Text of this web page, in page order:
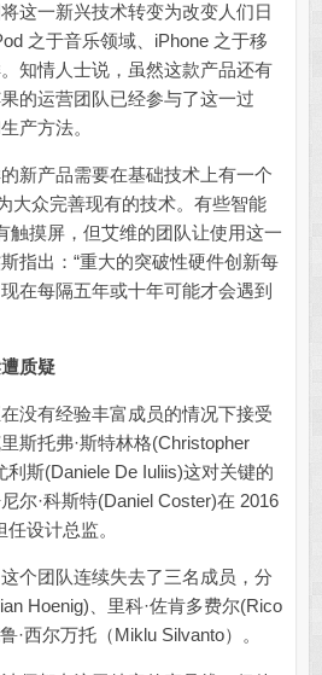
这一新兴技术转变为改变人们日
之于音乐领域、iPhone 之于移
知情人士说，虽然这款产品还有
的运营团队已经参与了这一过
产方法。
产品需要在基础技术上有一个
大众完善现有的技术。有些智能
触摸屏，但艾维的团队让使用这一
指出：“重大的突破性硬件创新每
在每隔五年或十年可能才会遇到
质疑
有经验丰富成员的情况下接受
斯托弗·斯特林格(Christopher
利斯(Daniele De Iuliis)这对关键的
尔·科斯特(Daniel Coster)在 2016
设计总监。
团队连续失去了三名成员，分
Hoenig)、里科·佐肯多费尔(Rico
·西尔万托（Miklu Silvanto）。